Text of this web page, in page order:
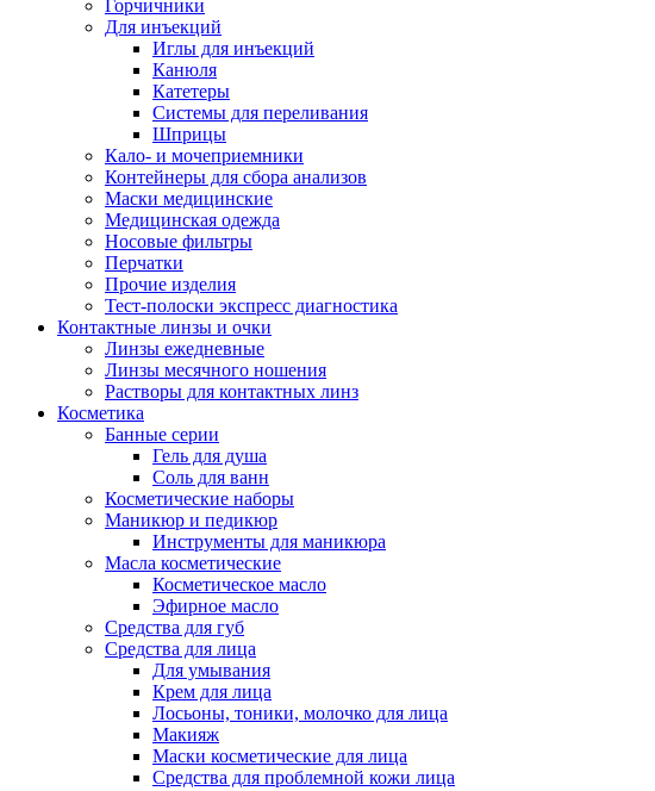
Горчичники
Для инъекций
Иглы для инъекций
Канюля
Катетеры
Системы для переливания
Шприцы
Кало- и мочеприемники
Контейнеры для сбора анализов
Маски медицинские
Медицинская одежда
Носовые фильтры
Перчатки
Прочие изделия
Тест-полоски экспресс диагностика
Контактные линзы и очки
Линзы ежедневные
Линзы месячного ношения
Растворы для контактных линз
Косметика
Банные серии
Гель для душа
Соль для ванн
Косметические наборы
Маникюр и педикюр
Инструменты для маникюра
Масла косметические
Косметическое масло
Эфирное масло
Средства для губ
Средства для лица
Для умывания
Крем для лица
Лосьоны, тоники, молочко для лица
Макияж
Маски косметические для лица
Средства для проблемной кожи лица